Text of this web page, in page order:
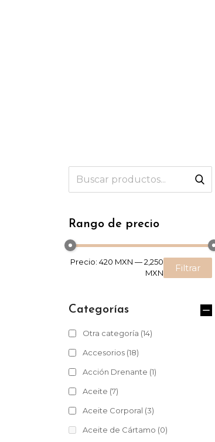
Rango de precio
Filtrar
Precio: 420 MXN —2,250
MXN
Categorías
Otra categoría (14)
Accesorios (18)
Acción Drenante (1)
Aceite (7)
Aceite Corporal (3)
Aceite de Cártamo (0)